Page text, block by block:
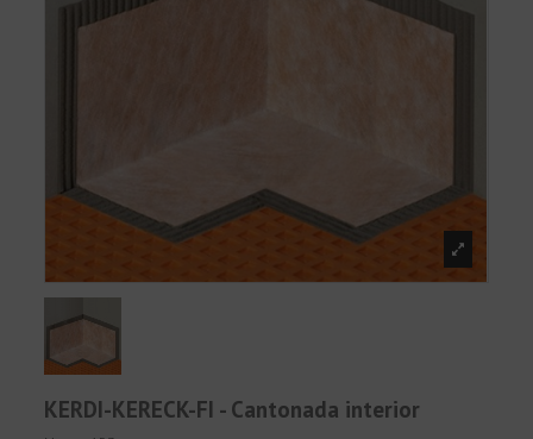
KERDI-KERECK-FI - Cantonada interior